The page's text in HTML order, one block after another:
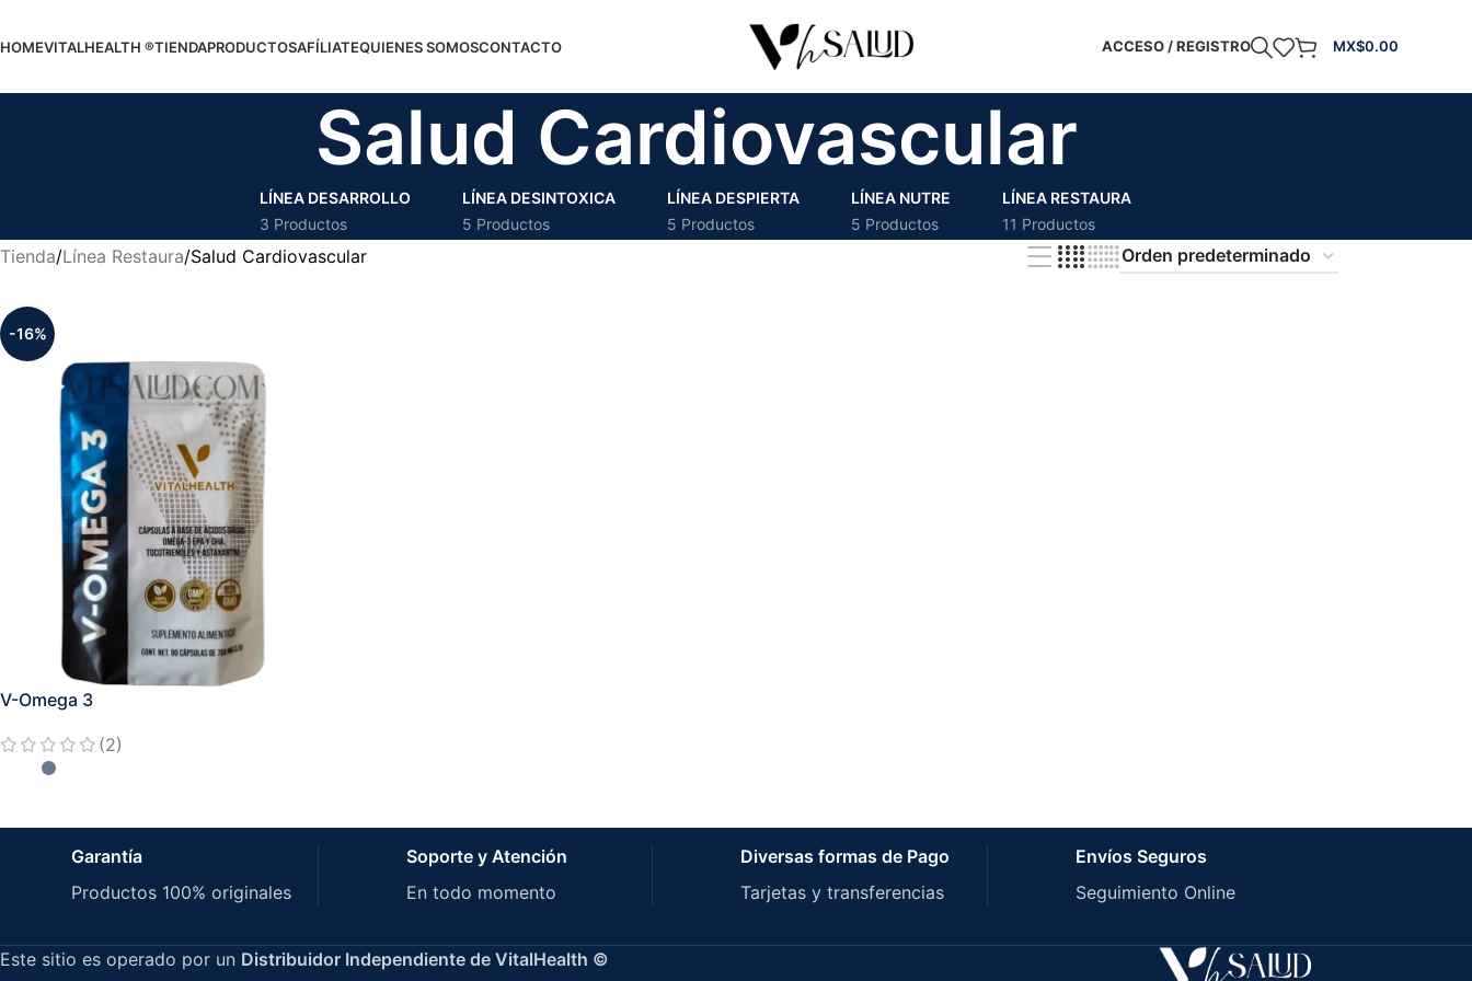
HOMEVITALHEALTH ®TIENDAPRODUCTOSAFÍLIATEQUIENES SOMOSCONTACTO ACCESO / REGISTRO MX$0.00
Salud Cardiovascular
LÍNEA DESARROLLO
3 Productos
LÍNEA DESINTOXICA
5 Productos
LÍNEA DESPIERTA
5 Productos
LÍNEA NUTRE
5 Productos
LÍNEA RESTAURA
11 Productos
Tienda Línea Restaura Salud Cardiovascular
-16%
V-Omega 3
(2)
Garantía
Productos 100% originales
Soporte y Atención
En todo momento
Diversas formas de Pago
Tarjetas y transferencias
Envíos Seguros
Seguimiento Online
Este sitio es operado por un Distribuidor Independiente de VitalHealth ©